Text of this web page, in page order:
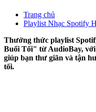
Trang chủ
Playlist Nhạc Spotify
Thưởng thức playlist
Buổi Tối" từ AudioBay, với
giúp bạn thư giãn và tận
tối.